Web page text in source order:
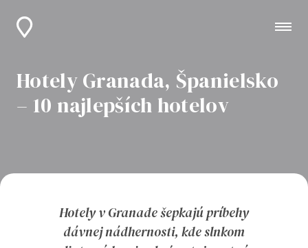
Hotely Granada, Španielsko
– 10 najlepších hotelov
Hotely v Granade šepkajú príbehy
dávnej nádhernosti, kde slnkom